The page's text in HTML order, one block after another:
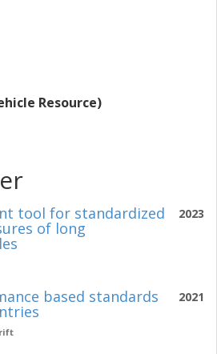
Resource)
2023
tool for standardized
of long
2021
based standards